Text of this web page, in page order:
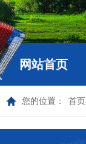
网站首页
您的位置： 首页